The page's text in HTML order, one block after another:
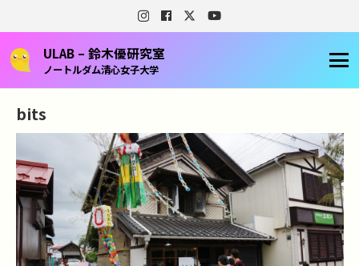
ULAB – 鈴木優研究室
ノートルダム清心女子大学
bits